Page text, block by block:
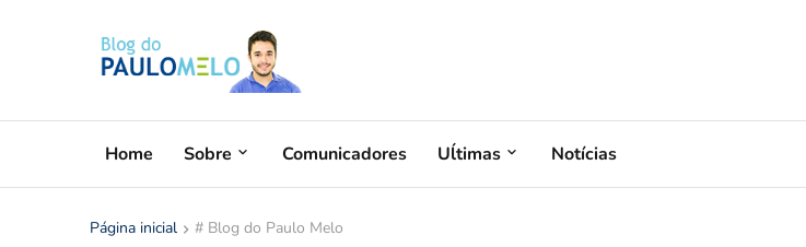
Home Sobre Comunicadores Uĺtimas Notícias
Página inicial # Blog do Paulo Melo